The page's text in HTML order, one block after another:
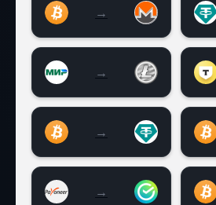
→
Bitcoin (BTC) на
→
Карта МИР RUB на T-
→
Bitcoin (BTC) на Tether
→
Payeer на Сбербанк